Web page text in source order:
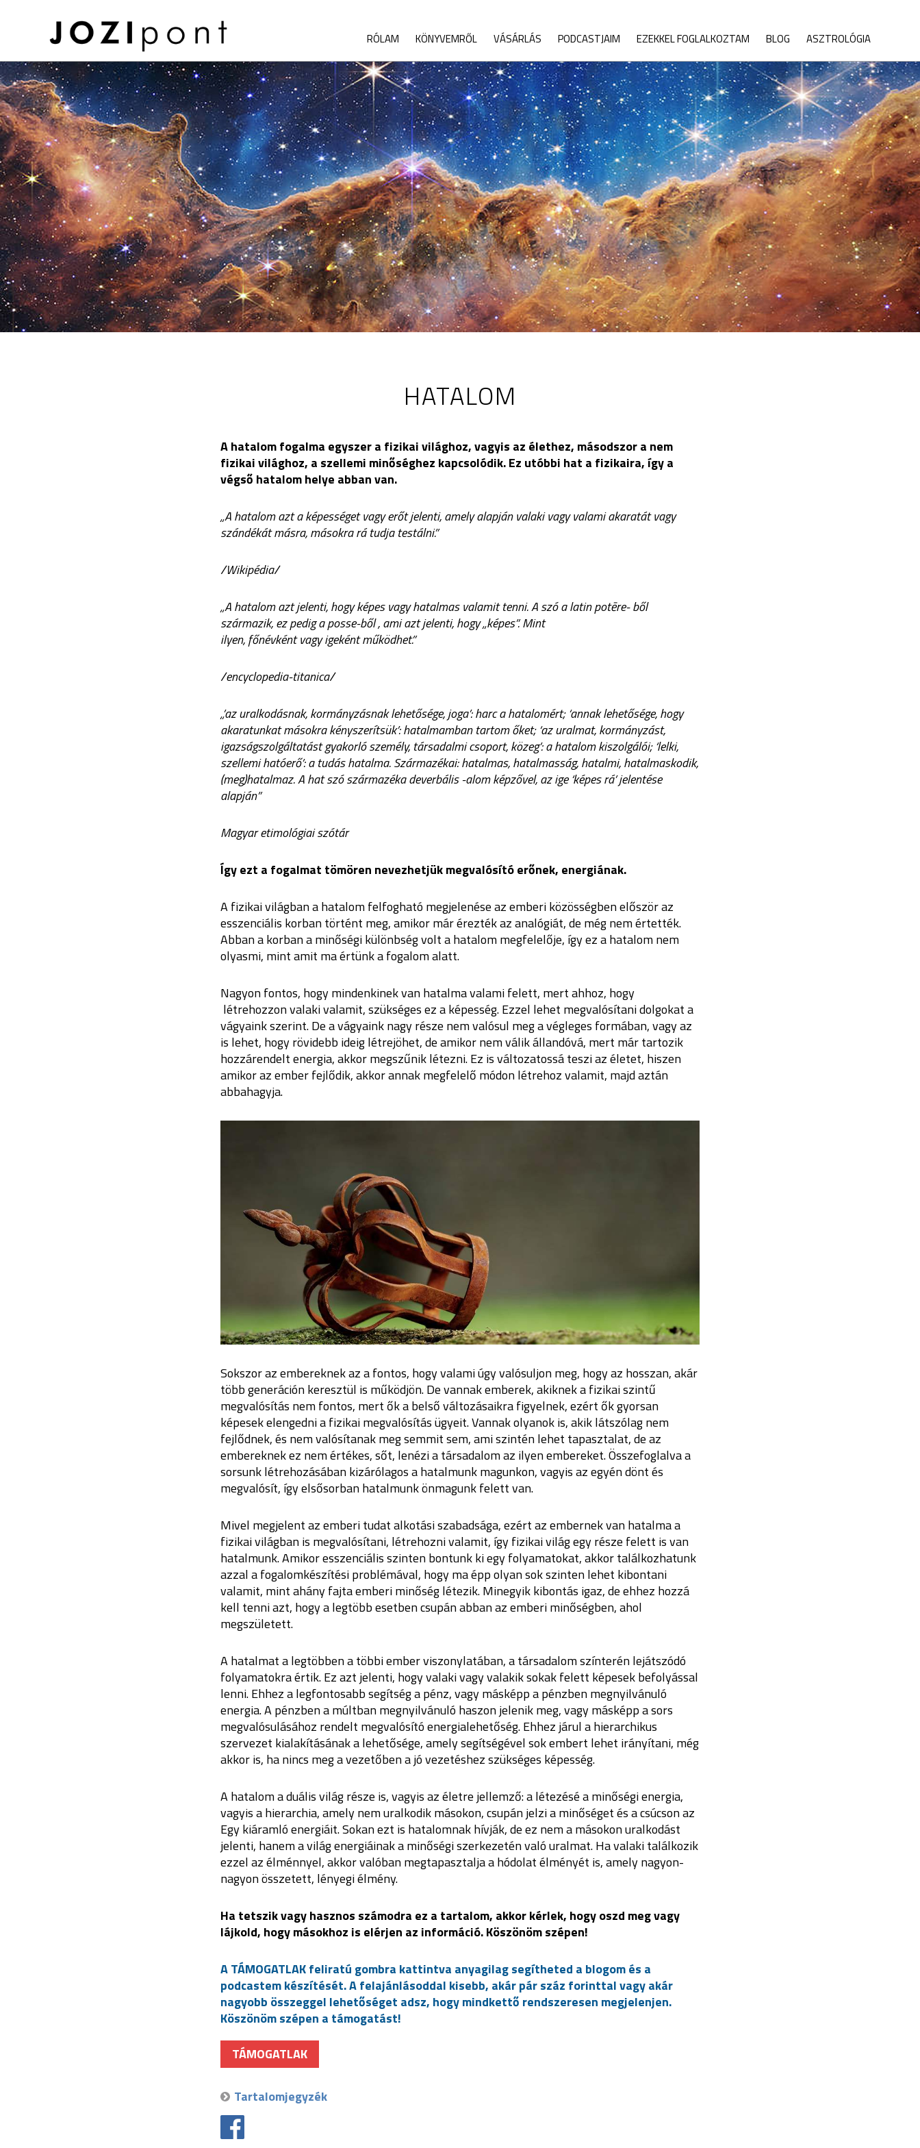
RÓLAM KÖNYVEMRŐL VÁSÁRLÁS PODCASTJAIM EZEKKEL FOGLALKOZTAM BLOG ASZTROLÓGIA
HATALOM
A hatalom fogalma egyszer a fizikai világhoz, vagyis az élethez, másodszor a nem
fizikai világhoz, a szellemi minőséghez kapcsolódik. Ez utóbbi hat a fizikaira, így a
végső hatalom helye abban van.
„A hatalom azt a képességet vagy erőt jelenti, amely alapján valaki vagy valami akaratát vagy
szándékát másra, másokra rá tudja testálni.”
/Wikipédia/
„A hatalom azt jelenti, hogy képes vagy hatalmas valamit tenni. A szó a latin potēre- ből
származik, ez pedig a posse-ből , ami azt jelenti, hogy „képes”. Mint
ilyen, főnévként vagy igeként működhet.”
/encyclopedia-titanica/
„’az uralkodásnak, kormányzásnak lehetősége, joga’: harc a hatalomért; ‘annak lehetősége, hogy
akaratunkat másokra kényszerítsük’: hatalmamban tartom őket; ‘az uralmat, kormányzást,
igazságszolgáltatást gyakorló személy, társadalmi csoport, közeg’: a hatalom kiszolgálói; ‘lelki,
szellemi hatóerő’: a tudás hatalma. Származékai: hatalmas, hatalmasság, hatalmi, hatalmaskodik,
(meg)hatalmaz. A hat szó származéka deverbális -alom képzővel, az ige ‘képes rá’ jelentése
alapján”
Magyar etimológiai szótár
Így ezt a fogalmat tömören nevezhetjük megvalósító erőnek, energiának.
A fizikai világban a hatalom felfogható megjelenése az emberi közösségben először az
esszenciális korban történt meg, amikor már érezték az analógiát, de még nem értették.
Abban a korban a minőségi különbség volt a hatalom megfelelője, így ez a hatalom nem
olyasmi, mint amit ma értünk a fogalom alatt.
Nagyon fontos, hogy mindenkinek van hatalma valami felett, mert ahhoz, hogy
létrehozzon valaki valamit, szükséges ez a képesség. Ezzel lehet megvalósítani dolgokat a
vágyaink szerint. De a vágyaink nagy része nem valósul meg a végleges formában, vagy az
is lehet, hogy rövidebb ideig létrejöhet, de amikor nem válik állandóvá, mert már tartozik
hozzárendelt energia, akkor megszűnik létezni. Ez is változatossá teszi az életet, hiszen
amikor az ember fejlődik, akkor annak megfelelő módon létrehoz valamit, majd aztán
abbahagyja.
Sokszor az embereknek az a fontos, hogy valami úgy valósuljon meg, hogy az hosszan, akár
több generáción keresztül is működjön. De vannak emberek, akiknek a fizikai szintű
megvalósítás nem fontos, mert ők a belső változásaikra figyelnek, ezért ők gyorsan
képesek elengedni a fizikai megvalósítás ügyeit. Vannak olyanok is, akik látszólag nem
fejlődnek, és nem valósítanak meg semmit sem, ami szintén lehet tapasztalat, de az
embereknek ez nem értékes, sőt, lenézi a társadalom az ilyen embereket. Összefoglalva a
sorsunk létrehozásában kizárólagos a hatalmunk magunkon, vagyis az egyén dönt és
megvalósít, így elsősorban hatalmunk önmagunk felett van.
Mivel megjelent az emberi tudat alkotási szabadsága, ezért az embernek van hatalma a
fizikai világban is megvalósítani, létrehozni valamit, így fizikai világ egy része felett is van
hatalmunk. Amikor esszenciális szinten bontunk ki egy folyamatokat, akkor találkozhatunk
azzal a fogalomkészítési problémával, hogy ma épp olyan sok szinten lehet kibontani
valamit, mint ahány fajta emberi minőség létezik. Minegyik kibontás igaz, de ehhez hozzá
kell tenni azt, hogy a legtöbb esetben csupán abban az emberi minőségben, ahol
megszületett.
A hatalmat a legtöbben a többi ember viszonylatában, a társadalom színterén lejátszódó
folyamatokra értik. Ez azt jelenti, hogy valaki vagy valakik sokak felett képesek befolyással
lenni. Ehhez a legfontosabb segítség a pénz, vagy másképp a pénzben megnyilvánuló
energia. A pénzben a múltban megnyilvánuló haszon jelenik meg, vagy másképp a sors
megvalósulásához rendelt megvalósító energialehetőség. Ehhez járul a hierarchikus
szervezet kialakításának a lehetősége, amely segítségével sok embert lehet irányítani, még
akkor is, ha nincs meg a vezetőben a jó vezetéshez szükséges képesség.
A hatalom a duális világ része is, vagyis az életre jellemző: a létezésé a minőségi energia,
vagyis a hierarchia, amely nem uralkodik másokon, csupán jelzi a minőséget és a csúcson az
Egy kiáramló energiáit. Sokan ezt is hatalomnak hívják, de ez nem a másokon uralkodást
jelenti, hanem a világ energiáinak a minőségi szerkezetén való uralmat. Ha valaki találkozik
ezzel az élménnyel, akkor valóban megtapasztalja a hódolat élményét is, amely nagyon-
nagyon összetett, lényegi élmény.
Ha tetszik vagy hasznos számodra ez a tartalom, akkor kérlek, hogy oszd meg vagy
lájkold, hogy másokhoz is elérjen az információ. Köszönöm szépen!
A TÁMOGATLAK feliratú gombra kattintva anyagilag segítheted a blogom és a
podcastem készítését. A felajánlásoddal kisebb, akár pár száz forinttal vagy akár
nagyobb összeggel lehetőséget adsz, hogy mindkettő rendszeresen megjelenjen.
Köszönöm szépen a támogatást!
TÁMOGATLAK
Tartalomjegyzék